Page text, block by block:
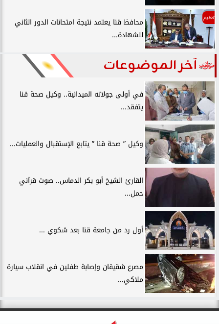
تعليم
محافظ قنا يعتمد نتيجة امتحانات الدور الثاني
للشهادة...
آخر الموضوعات
في أولى جولاته الميدانية.. وكيل صحة قنا
يتفقد...
وكيل ” صحة قنا ” يتابع الإستقبال والعمليات...
القارئ الشيخ أبو بكر الدماس.. صوت قرآني
حمل...
أول رد من جامعة قنا بعد شكوي ...
مصرع شقيقان وإصابة طفلين في انقلاب سيارة
ملاكي...